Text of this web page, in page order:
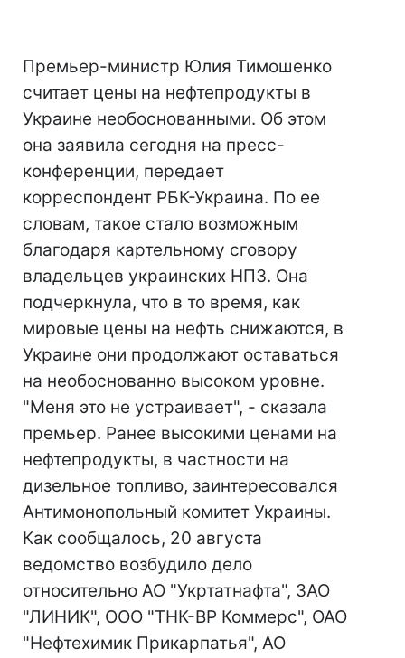
Премьер-министр Юлия Тимошенко
считает цены на нефтепродукты в
Украине необоснованными. Об этом
она заявила сегодня на пресс-
конференции, передает
корреспондент РБК-Украина. По ее
словам, такое стало возможным
благодаря картельному сговору
владельцев украинских НПЗ. Она
подчеркнула, что в то время, как
мировые цены на нефть снижаются, в
Украине они продолжают оставаться
на необоснованно высоком уровне.
"Меня это не устраивает", - сказала
премьер. Ранее высокими ценами на
нефтепродукты, в частности на
дизельное топливо, заинтересовался
Антимонопольный комитет Украины.
Как сообщалось, 20 августа
ведомство возбудило дело
относительно АО "Укртатнафта", ЗАО
"ЛИНИК", ООО "ТНК-ВР Коммерс", ОАО
"Нефтехимик Прикарпатья", АО